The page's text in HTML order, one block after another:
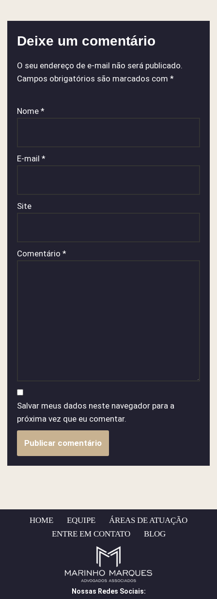
Deixe um comentário
O seu endereço de e-mail não será publicado.
Campos obrigatórios são marcados com *
Nome *
E-mail *
Site
Comentário *
Salvar meus dados neste navegador para a
próxima vez que eu comentar.
HOME EQUIPE
ÁREAS DE ATUAÇÃO
ENTRE EM CONTATO
BLOG
Nossas Redes Sociais: